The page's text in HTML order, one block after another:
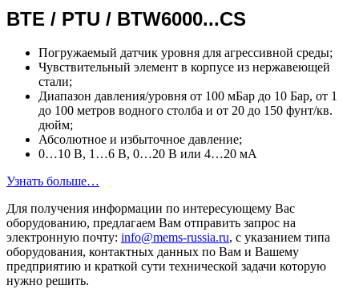
BTE / PTU / BTW6000...CS
Погружаемый датчик уровня для агрессивной среды;
Чувствительный элемент в корпусе из нержавеющей
стали;
Диапазон давления/уровня от 100 мБар до 10 Бар, от 1
до 100 метров водного столба и от 20 до 150 фунт/кв.
дюйм;
Абсолютное и избыточное давление;
0…10 В, 1…6 В, 0…20 В или 4…20 мА
Узнать больше…
Для получения информации по интересующему Вас
оборудованию, предлагаем Вам отправить запрос на
электронную почту: info@mems-russia.ru, с указанием типа
оборудования, контактных данных по Вам и Вашему
предприятию и краткой сути технической задачи которую
нужно решить.